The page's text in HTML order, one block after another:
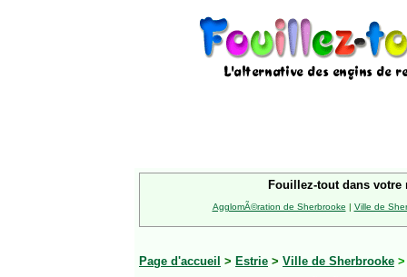
Fouillez-tout dans votre
AgglomÃ©ration de Sherbrooke | Ville de
Page d'accueil > Estrie > Ville de Sherbrooke